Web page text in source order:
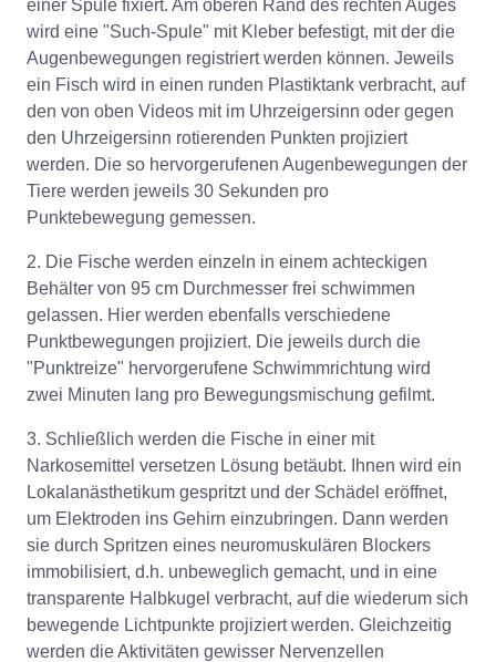
einer Spule fixiert. Am oberen Rand des rechten Auges
wird eine "Such-Spule" mit Kleber befestigt, mit der die
Augenbewegungen registriert werden können. Jeweils
ein Fisch wird in einen runden Plastiktank verbracht, auf
den von oben Videos mit im Uhrzeigersinn oder gegen
den Uhrzeigersinn rotierenden Punkten projiziert
werden. Die so hervorgerufenen Augenbewegungen der
Tiere werden jeweils 30 Sekunden pro
Punktebewegung gemessen.
2. Die Fische werden einzeln in einem achteckigen
Behälter von 95 cm Durchmesser frei schwimmen
gelassen. Hier werden ebenfalls verschiedene
Punktbewegungen projiziert. Die jeweils durch die
"Punktreize" hervorgerufene Schwimmrichtung wird
zwei Minuten lang pro Bewegungsmischung gefilmt.
3. Schließlich werden die Fische in einer mit
Narkosemittel versetzen Lösung betäubt. Ihnen wird ein
Lokalanästhetikum gespritzt und der Schädel eröffnet,
um Elektroden ins Gehirn einzubringen. Dann werden
sie durch Spritzen eines neuromuskulären Blockers
immobilisiert, d.h. unbeweglich gemacht, und in eine
transparente Halbkugel verbracht, auf die wiederum sich
bewegende Lichtpunkte projiziert werden. Gleichzeitig
werden die Aktivitäten gewisser Nervenzellen